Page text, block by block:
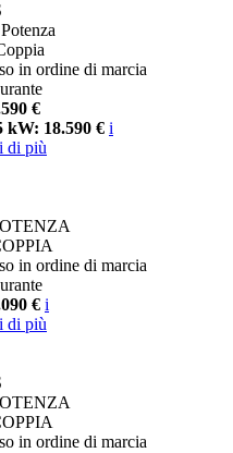
Potenza
in ordine di marcia
€
kW: 18.590 € i
di più
in ordine di marcia
€ i
di più
in ordine di marcia